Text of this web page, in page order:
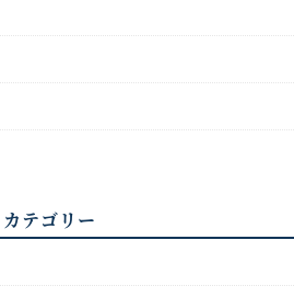
カテゴリー